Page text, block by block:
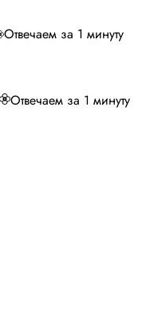
Отвечаем за 1 минуту
Отвечаем за 1 минуту